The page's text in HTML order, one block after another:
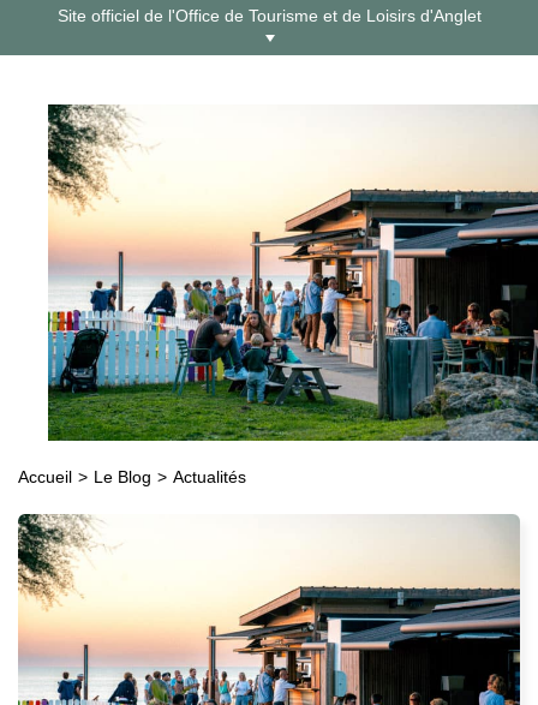
contenu
Site officiel de l'Office de Tourisme et de Loisirs d'Anglet
Accueil Le Blog Actualités